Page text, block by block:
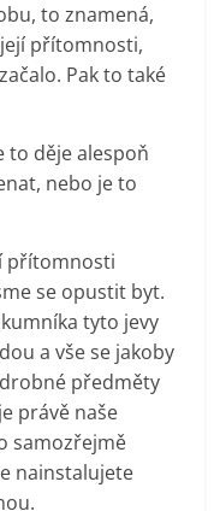
to znamená,
přítomnosti,
Pak to také
to děje alespoň
nebo je to
přítomnosti
se opustit byt.
tyto jevy
a vše se jakoby
předměty
právě naše
samozřejmě
nainstalujete